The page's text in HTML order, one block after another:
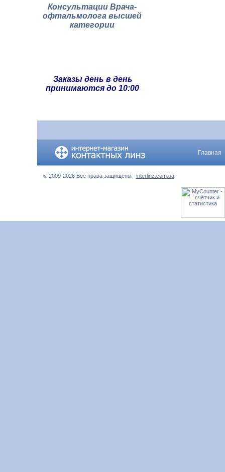
Консультации Врача-
офтальмолога высшей
категории
Заказы день в день
принимаются до 10:00
Главная
© 2009-2026 Все права защищены interlinz.com.ua